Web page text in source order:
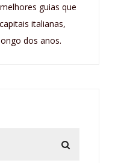
guias que
italianas,
dos anos.